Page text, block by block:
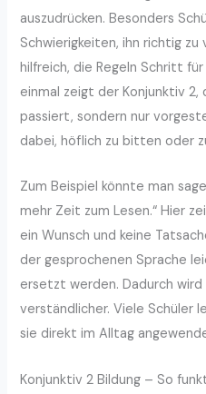
auszudrücken. Besonders
Schwierigkeiten, ihn richtig
hilfreich, die Regeln Schritt
einmal zeigt der Konjunktiv 2,
passiert, sondern nur
dabei, höflich zu bitten oder
Zum Beispiel könnte man
mehr Zeit zum Lesen.“ Hier
ein Wunsch und keine
der gesprochenen Sprache
ersetzt werden. Dadurch
verständlicher. Viele Schüler
sie direkt im Alltag
Konjunktiv 2 Bildung – So